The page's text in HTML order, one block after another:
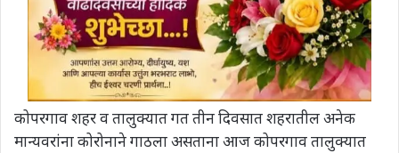
कोपरगाव शहर व तालुक्यात गत तीन दिवसात शहरातील अनेक
मान्यवरांना कोरोनाने गाठला असताना आज कोपरगाव तालुक्यात